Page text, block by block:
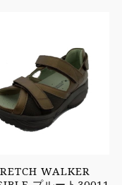
WALKER